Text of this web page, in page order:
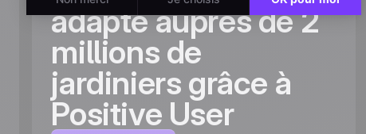
adapté auprès de 2
millions de
jardiniers grâce à
Positive User